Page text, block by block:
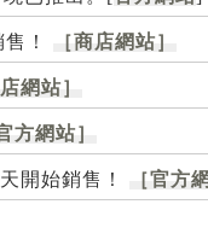
！ ［商店網站］
網站］
方網站］
開始銷售！ ［官方